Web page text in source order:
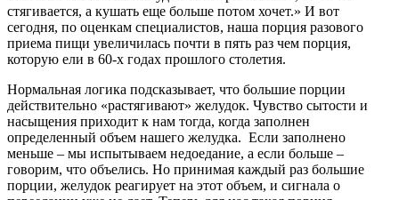
стягивается, а кушать еще больше потом хочет.» И вот
сегодня, по оценкам специалистов, наша порция разового
приема пищи увеличилась почти в пять раз чем порция,
которую ели в 60-х годах прошлого столетия.
Нормальная логика подсказывает, что большие порции
действительно «растягивают» желудок. Чувство сытости и
насыщения приходит к нам тогда, когда заполнен
определенный объем нашего желудка. Если заполнено
меньше – мы испытываем недоедание, а если больше –
говорим, что объелись. Но принимая каждый раз большие
порции, желудок реагирует на этот объем, и сигнала о